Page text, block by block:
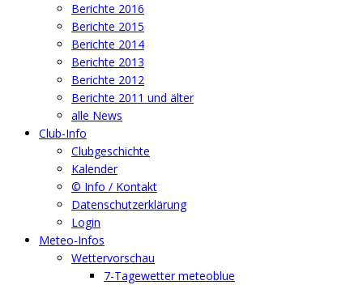
Berichte 2016
Berichte 2015
Berichte 2014
Berichte 2013
Berichte 2012
Berichte 2011 und älter
alle News
Club-Info
Clubgeschichte
Kalender
© Info / Kontakt
Datenschutzerklärung
Login
Meteo-Infos
Wettervorschau
7-Tagewetter meteoblue